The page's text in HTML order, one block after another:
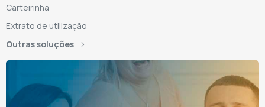
Carteirinha
Extrato de utilização
Outras soluções